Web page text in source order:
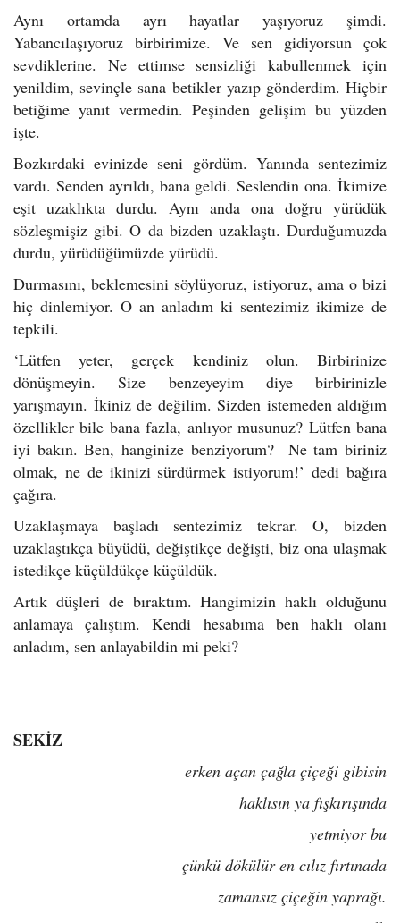
Aynı ortamda ayrı hayatlar yaşıyoruz şimdi.
Yabancılaşıyoruz birbirimize. Ve sen gidiyorsun çok
sevdiklerine. Ne ettimse sensizliği kabullenmek için
yenildim, sevinçle sana betikler yazıp gönderdim. Hiçbir
betiğime yanıt vermedin. Peşinden gelişim bu yüzden
işte.
Bozkırdaki evinizde seni gördüm. Yanında sentezimiz
vardı. Senden ayrıldı, bana geldi. Seslendin ona. İkimize
eşit uzaklıkta durdu. Aynı anda ona doğru yürüdük
sözleşmişiz gibi. O da bizden uzaklaştı. Durduğumuzda
durdu, yürüdüğümüzde yürüdü.
Durmasını, beklemesini söylüyoruz, istiyoruz, ama o bizi
hiç dinlemiyor. O an anladım ki sentezimiz ikimize de
tepkili.
‘Lütfen yeter, gerçek kendiniz olun. Birbirinize
dönüşmeyin. Size benzeyeyim diye birbirinizle
yarışmayın. İkiniz de değilim. Sizden istemeden aldığım
özellikler bile bana fazla, anlıyor musunuz? Lütfen bana
iyi bakın. Ben, hanginize benziyorum? Ne tam biriniz
olmak, ne de ikinizi sürdürmek istiyorum!’ dedi bağıra
çağıra.
Uzaklaşmaya başladı sentezimiz tekrar. O, bizden
uzaklaştıkça büyüdü, değiştikçe değişti, biz ona ulaşmak
istedikçe küçüldükçe küçüldük.
Artık düşleri de bıraktım. Hangimizin haklı olduğunu
anlamaya çalıştım. Kendi hesabıma ben haklı olanı
anladım, sen anlayabildin mi peki?
SEKİZ
erken açan çağla çiçeği gibisin
haklısın ya fışkırışında
yetmiyor bu
çünkü dökülür en cılız fırtınada
zamansız çiçeğin yaprağı.